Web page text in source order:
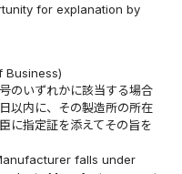
for explanation by
Business)
のいずれかに該当する場合
以内に、その製造所の所在
に指定証を添えてその旨を
falls under